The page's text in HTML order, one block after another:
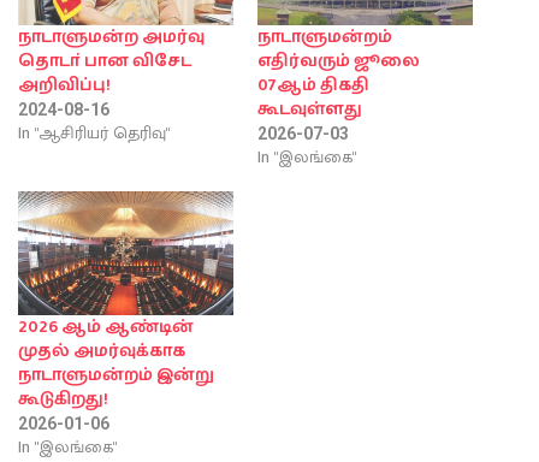
நாடாளுமன்ற அமர்வு
தொடா்பான விசேட
அறிவிப்பு!
2024-08-16
In "ஆசிரியர் தெரிவு"
நாடாளுமன்றம்
எதிர்வரும் ஜூலை
07ஆம் திகதி
கூடவுள்ளது
2026-07-03
In "இலங்கை"
2026 ஆம் ஆண்டின்
முதல் அமர்வுக்காக
நாடாளுமன்றம் இன்று
கூடுகிறது!
2026-01-06
In "இலங்கை"